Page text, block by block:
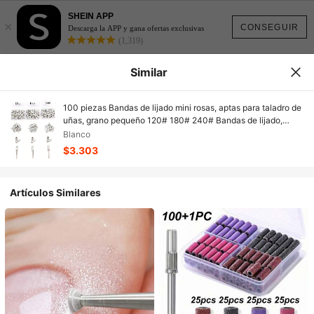
CONSEGUIR
×
SHEIN APP
Descarga la APP y gana ofertas exclusivas
(1,319)
Similar
100 piezas Bandas de lijado mini rosas, aptas para taladro de
uñas, grano pequeño 120# 180# 240# Bandas de lijado,
limas de uñas, bandas de amolado para uñas acrílicas y
manicura de gel, incluye brocas de vástago de 3.1 mm
mejoradas
Blanco
$3.303
Artículos Similares